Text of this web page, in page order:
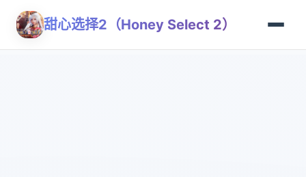
甜心选择2（Honey Select 2）